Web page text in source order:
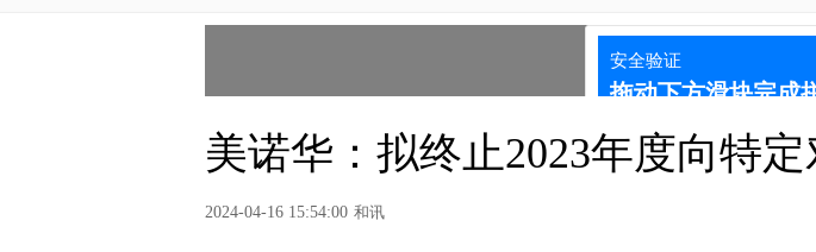
美诺华：拟终止2023年度向特
2024-04-16 15:54:00 和讯